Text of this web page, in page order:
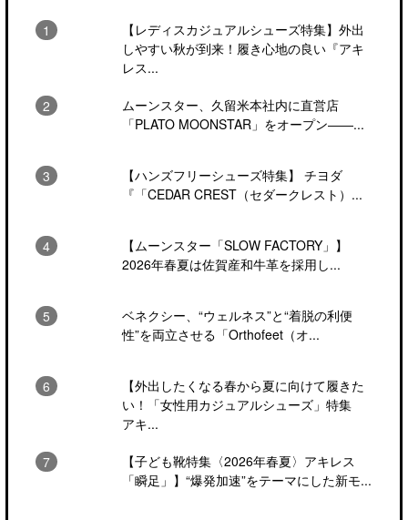
【レディスカジュアルシューズ特集】外出
しやすい秋が到来！履き心地の良い『アキ
レス...
ムーンスター、久留米本社内に直営店
「PLATO MOONSTAR」をオープン――...
【ハンズフリーシューズ特集】 チヨダ
『「CEDAR CREST（セダークレスト）...
【ムーンスター「SLOW FACTORY」】
2026年春夏は佐賀産和牛革を採用し...
ベネクシー、“ウェルネス”と“着脱の利便
性”を両立させる「Orthofeet（オ...
【外出したくなる春から夏に向けて履きた
い！「女性用カジュアルシューズ」特集
アキ...
【子ども靴特集〈2026年春夏〉アキレス
「瞬足」】“爆発加速”をテーマにした新モ...